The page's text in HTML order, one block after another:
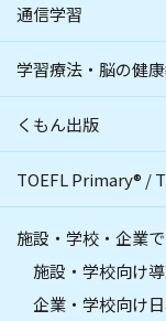
通信学習
学習療法・脳の健
くもん出版
TOEFL Primary® /
施設・学校・企業
施設・学校向け
企業・学校向け